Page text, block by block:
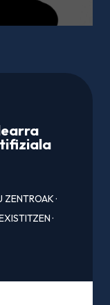
ZENTROAK·
·